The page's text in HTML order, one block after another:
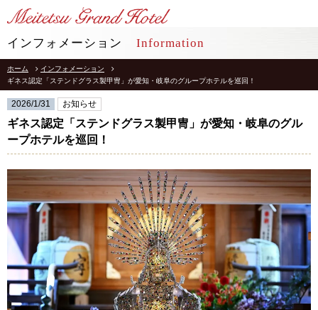
LANGUAGE
TOP トップ
STAY 宿泊
RESTAURANT レストラン
館内施設
アクセス
よくあるご質問
お問合せ
お取引様用通報窓口
採用情報
プライバシーポリシー
ソーシャルメディアポリシー
会社概要
サイトマップ
ホテルパンフレット
インフォメーション Information
ホーム
インフォメーション
ギネス認定「ステンドグラス製甲冑」が愛知・岐阜のグループホテルを巡回！
2026/1/31 お知らせ
ギネス認定「ステンドグラス製甲冑」が愛知・岐阜のグル
ープホテルを巡回！